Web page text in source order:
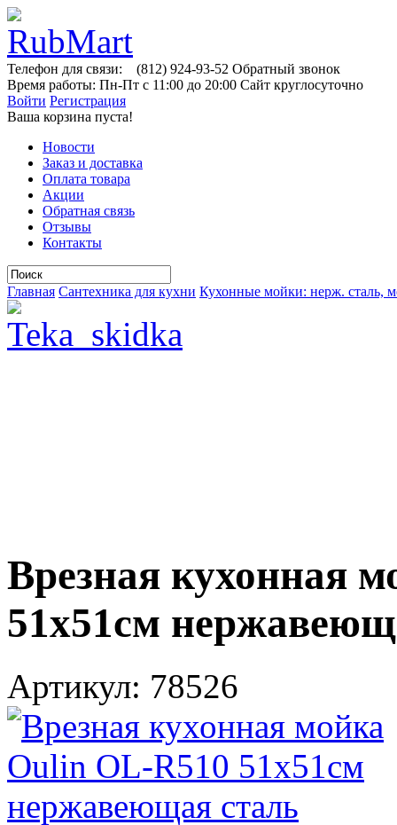
Телефон для связи: (812) 924-93-52 Обратный звонок
Время работы: Пн-Пт с 11:00 до 20:00 Сайт круглосуточно
Войти Регистрация
Ваша корзина пуста!
Новости
Заказ и доставка
Оплата товара
Акции
Обратная связь
Отзывы
Контакты
Главная Сантехника для кухни Кухонные мойки: нерж. сталь,
Врезная кухонная
51х51см
Артикул: 78526